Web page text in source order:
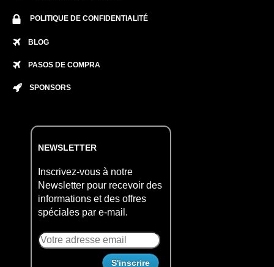
POLITIQUE DE CONFIDENTIALITÉ
BLOG
PASOS DE COMPRA
SPONSORS
NEWSLETTER
Inscrivez-vous à notre
Newsletter pour recevoir des
informations et des offres
spéciales par e-mail.